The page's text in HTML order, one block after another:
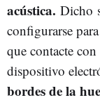
acústica. Dicho
configurarse
que contacte
dispositivo
bordes de la